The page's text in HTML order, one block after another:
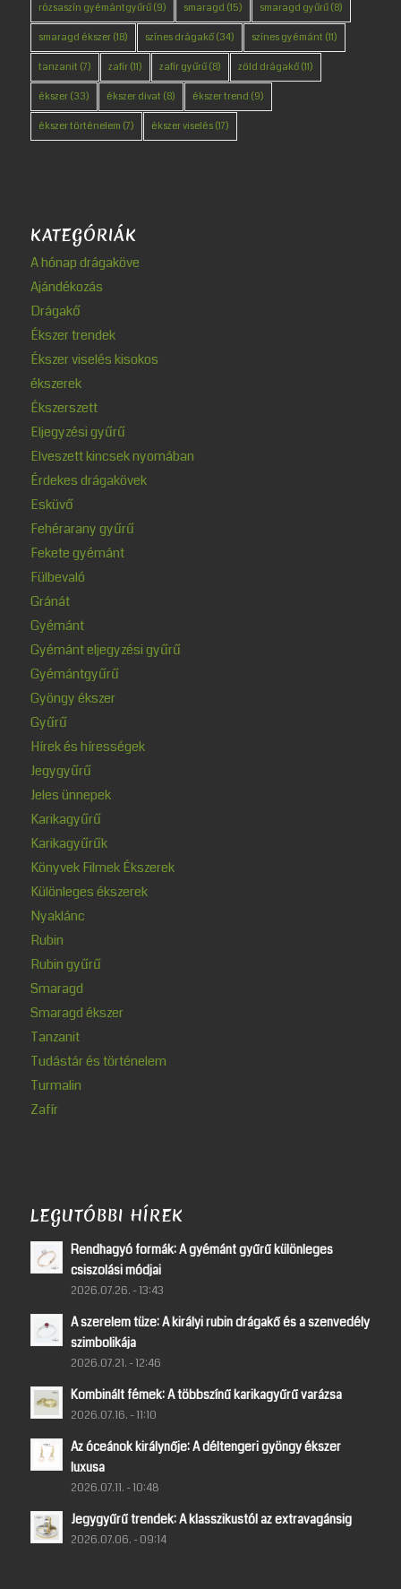
rózsaszín gyémántgyűrű(9) smaragd (15) smaragd gyűrű(8)
smaragd ékszer(18) színes drágakő(34) színes gyémánt (11)
tanzanit (7) zafír(11) zafír gyűrű(8) zöld drágakő(11)
ékszer(33) ékszer divat (8) ékszer trend (9)
ékszer történelem (7) ékszer viselés(17)
KATEGÓRIÁK
A hónap drágaköve
Ajándékozás
Drágakő
Ékszer trendek
Ékszer viselés kisokos
ékszerek
Ékszerszett
Eljegyzési gyűrű
Elveszett kincsek nyomában
Érdekes drágakövek
Esküvő
Fehérarany gyűrű
Fekete gyémánt
Fülbevaló
Gránát
Gyémánt
Gyémánt eljegyzési gyűrű
Gyémántgyűrű
Gyöngy ékszer
Gyűrű
Hírek és hírességek
Jegygyűrű
Jeles ünnepek
Karikagyűrű
Karikagyűrűk
Könyvek Filmek Ékszerek
Különleges ékszerek
Nyaklánc
Rubin
Rubin gyűrű
Smaragd
Smaragd ékszer
Tanzanit
Tudástár és történelem
Turmalin
Zafír
LEGUTÓBBI HÍREK
Rendhagyó formák: A gyémánt gyűrű különleges
csiszolási módjai
2026.07.26. - 13:43
A szerelem tüze: A királyi rubin drágakő és a szenvedély
szimbolikája
2026.07.21. - 12:46
Kombinált fémek: A többszínű karikagyűrű varázsa
2026.07.16. - 11:10
Az óceánok királynője: A déltengeri gyöngy ékszer
luxusa
2026.07.11. - 10:48
Jegygyűrű trendek: A klasszikustól az extravagánsig
2026.07.06. - 09:14